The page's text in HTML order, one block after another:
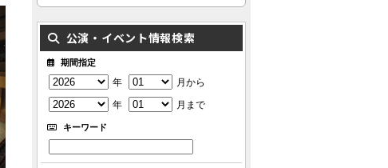
公演・イベント情報検索
期間指定
年
月から
年
月まで
キーワード